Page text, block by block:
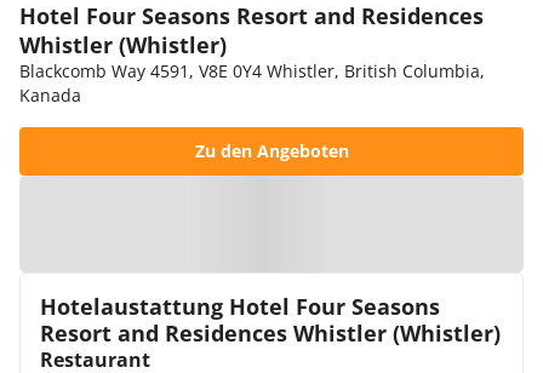
Hotel Four Seasons Resort and Residences
Whistler (Whistler)
Blackcomb Way 4591, V8E 0Y4 Whistler, British Columbia,
Kanada
Zu den Angeboten
Hotelaustattung Hotel Four Seasons
Resort and Residences Whistler (Whistler)
Restaurant